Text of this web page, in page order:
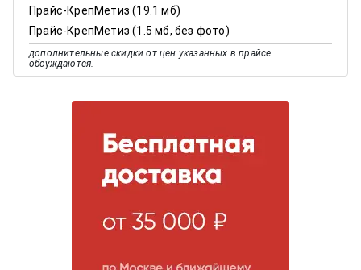
Прайс-КрепМетиз (19.1 мб)
Прайс-КрепМетиз (1.5 мб, без фото)
дополнительные скидки от цен указанных в прайсе
обсуждаются.